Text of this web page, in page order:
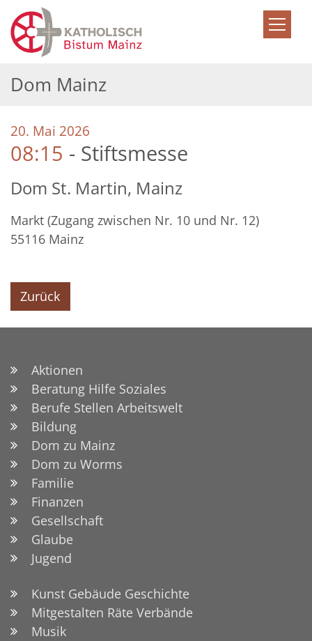
Zum Inhalt springen
Dom Mainz
20. Mai 2026
08:15 Stiftsmesse
Dom St. Martin, Mainz
Markt (Zugang zwischen Nr. 10 und Nr. 12)
55116 Mainz
Zurück
Aktionen
Beratung Hilfe Soziales
Berufe Stellen Arbeitswelt
Bildung
Dom zu Mainz
Dom zu Worms
Familie
Finanzen
Gesellschaft
Glaube
Jugend
Kunst Gebäude Geschichte
Mitgestalten Räte Verbände
Musik